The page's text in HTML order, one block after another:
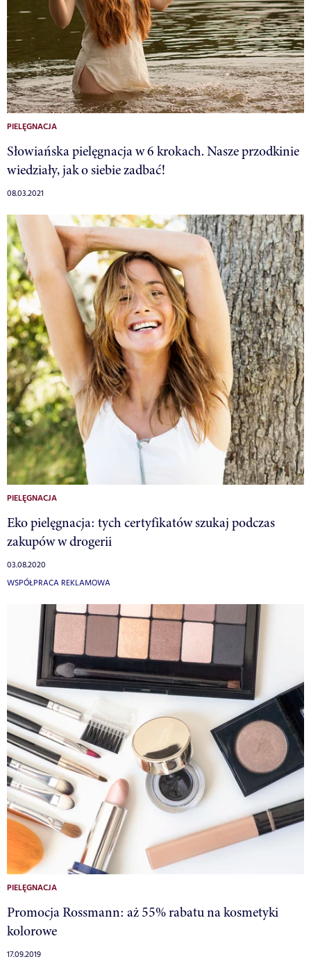
PIELĘGNACJA
Słowiańska pielęgnacja w 6 krokach. Nasze przodkinie
wiedziały, jak o siebie zadbać!
08.03.2021
PIELĘGNACJA
Eko pielęgnacja: tych certyfikatów szukaj podczas
zakupów w drogerii
03.08.2020
WSPÓŁPRACA REKLAMOWA
PIELĘGNACJA
Promocja Rossmann: aż 55% rabatu na kosmetyki
kolorowe
17.09.2019